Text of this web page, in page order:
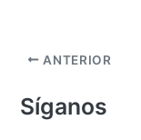
ANTERIOR
Síganos